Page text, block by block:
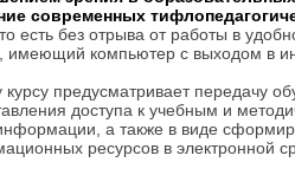
современных
есть без отрыва от работы в
имеющий компьютер с выходом в
предусматривает передачу
доступа к учебным и
а также в виде
ресурсов в электронной